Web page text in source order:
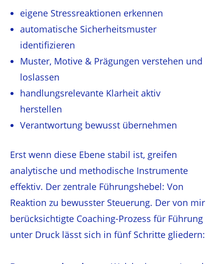
eigene Stressreaktionen erkennen
automatische Sicherheitsmuster
identifizieren
Muster, Motive & Prägungen verstehen und
loslassen
handlungsrelevante Klarheit aktiv
herstellen
Verantwortung bewusst übernehmen
Erst wenn diese Ebene stabil ist, greifen
analytische und methodische Instrumente
effektiv. Der zentrale Führungshebel: Von
Reaktion zu bewusster Steuerung. Der von mir
berücksichtigte Coaching-Prozess für Führung
unter Druck lässt sich in fünf Schritte gliedern: